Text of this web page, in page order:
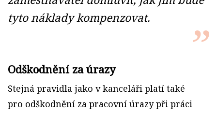
tyto náklady kompenzovat.
Odškodnění za úrazy
Stejná pravidla jako v kanceláři platí také
pro odškodnění za pracovní úrazy při práci